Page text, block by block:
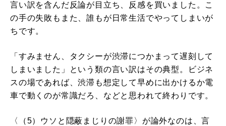
言い訳を含んだ反論が目立ち、反感を買いました。こ
の手の失敗もまた、誰もが日常生活でやってしまいが
ちです。
「すみません、タクシーが渋滞につかまって遅刻して
しまいました」という類の言い訳はその典型。ビジネ
スの場であれば、渋滞も想定して早めに出かけるか電
車で動くのが常識だろ、などと思われて終わりです。
〈（5）ウソと隠蔽まじりの謝罪〉が論外なのは、言